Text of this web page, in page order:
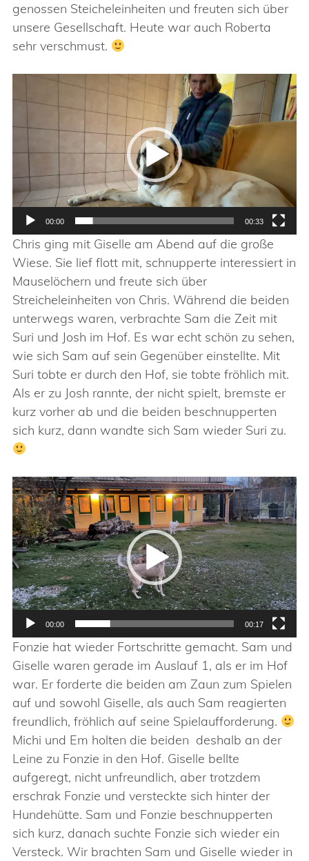
genossen Steicheleinheiten und freuten sich über
unsere Gesellschaft. Heute war auch Roberta
sehr verschmust.
Video-
Player
00:00 00:33
Chris ging mit Giselle am Abend auf die große
Wiese. Sie lief flott mit, schnupperte interessiert in
Mauselöchern und freute sich über
Streicheleinheiten von Chris. Während die beiden
unterwegs waren, verbrachte Sam die Zeit mit
Suri und Josh im Hof. Es war echt schön zu sehen,
wie sich Sam auf sein Gegenüber einstellte. Mit
Suri tobte er durch den Hof, sie tobte fröhlich mit.
Als er zu Josh rannte, der nicht spielt, bremste er
kurz vorher ab und die beiden beschnupperten
sich kurz, dann wandte sich Sam wieder Suri zu.
Video-
Player
00:00 00:17
Fonzie hat wieder Fortschritte gemacht. Sam und
Giselle waren gerade im Auslauf 1, als er im Hof
war. Er forderte die beiden am Zaun zum Spielen
auf und sowohl Giselle, als auch Sam reagierten
freundlich, fröhlich auf seine Spielaufforderung.
Michi und Em holten die beiden deshalb an der
Leine zu Fonzie in den Hof. Giselle bellte
aufgeregt, nicht unfreundlich, aber trotzdem
erschrak Fonzie und versteckte sich hinter der
Hundehütte. Sam und Fonzie beschnupperten
sich kurz, danach suchte Fonzie sich wieder ein
Versteck. Wir brachten Sam und Giselle wieder in